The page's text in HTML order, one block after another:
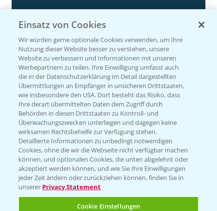
3:45
Rundgang über die Raps DEMOS
24.03.2025
Einsatz von Cookies
Wir würden gerne optionale Cookies verwenden, um Ihre
Nutzung dieser Website besser zu verstehen, unsere
Website zu verbessern und Informationen mit unseren
Werbepartnern zu teilen. Ihre Einwilligung umfasst auch
die in der Datenschutzerklärung im Detail dargestellten
Übermittlungen an Empfänger in unsicheren Drittstaaten,
wie insbesondere den USA. Dort besteht das Risiko, dass
Ihre derart übermittelten Daten dem Zugriff durch
Behörden in diesen Drittstaaten zu Kontroll- und
Überwachungszwecken unterliegen und dagegen keine
wirksamen Rechtsbehelfe zur Verfügung stehen.
Detaillierte Informationen zu unbedingt notwendigen
Cookies, ohne die wir die Webseite nicht verfügbar machen
können, und optionalen Cookies, die unten abgelehnt oder
akzeptiert werden können, und wie Sie Ihre Einwilligungen
jeder Zeit ändern oder zurückziehen können, finden Sie in
unserer Privacy Statement
Cookie Einstellungen